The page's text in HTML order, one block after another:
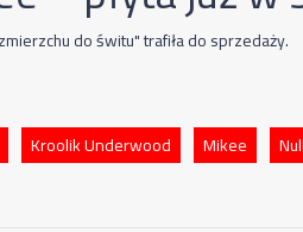
do świtu" trafiła do sprzedaży.
Kroolik Underwood Mikee